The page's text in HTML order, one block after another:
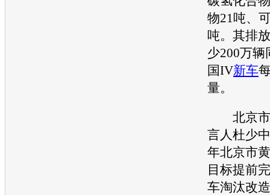
物21吨、
吨。其排
少200万辆
国IV新车
量。
北京市
言人杜少
年北京市
目标提前
车淘汰改